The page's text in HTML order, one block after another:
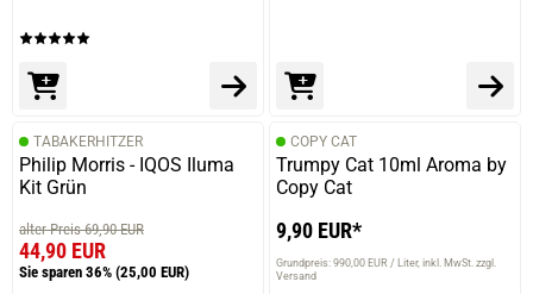
TABAKERHITZER
Philip Morris - IQOS Iluma
Kit Grün
alter Preis 69,90 EUR
44,90 EUR
Sie sparen 36% (25,00 EUR)
COPY CAT
Trumpy Cat 10ml Aroma by
Copy Cat
9,90 EUR*
Grundpreis: 990,00 EUR / Liter inkl. MwSt. zzgl.
Versand